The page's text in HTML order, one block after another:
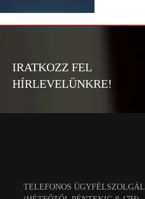
IRATKOZZ FEL
HÍRLEVELÜNKRE!
TELEFONOS